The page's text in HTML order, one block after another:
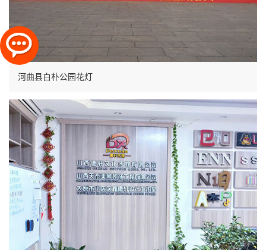
河曲县白朴公园花灯